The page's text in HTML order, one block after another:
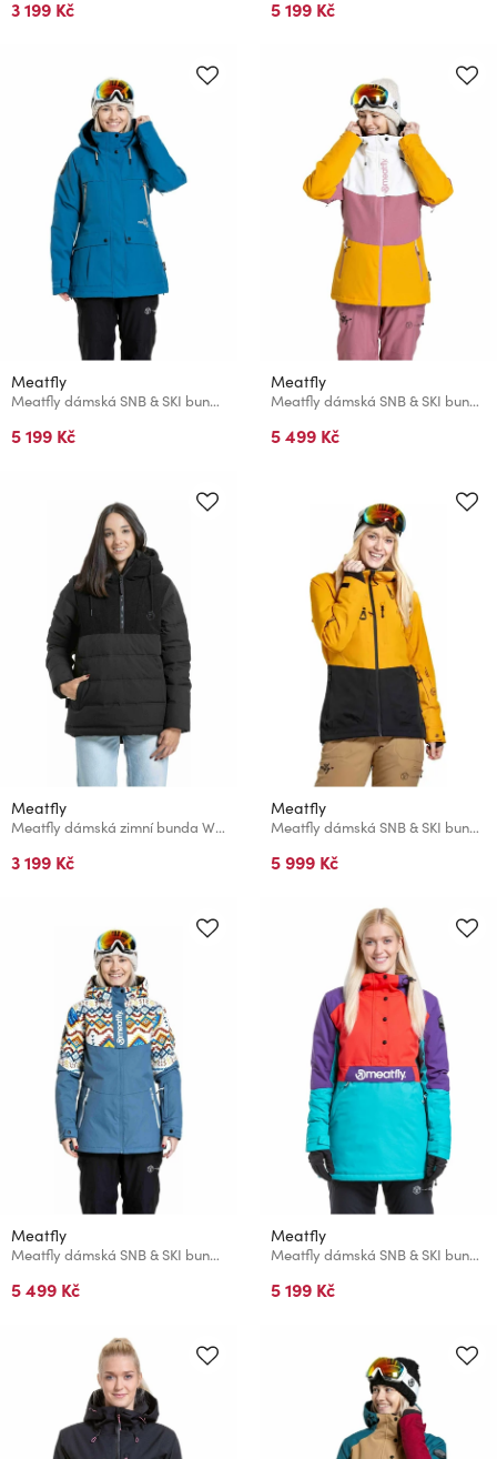
3 199 Kč 5 199 Kč
Meatfly
Meatfly dámská SNB & SKI bunda Terra Blue
5 199 Kč
Meatfly
Meatfly dámská SNB & SKI bunda Kirsten White / Sunflower
5 499 Kč
Meatfly
Meatfly dámská zimní bunda Winnie Black
3 199 Kč
Meatfly
Meatfly dámská SNB & SKI bunda Gaia Sunflower / Black
5 999 Kč
Meatfly
Meatfly dámská SNB & SKI bunda Kirsten White Jones / Slate Blue
5 499 Kč
Meatfly
Meatfly dámská SNB & SKI bunda Aiko Turquoise/Ferrari Red
5 199 Kč